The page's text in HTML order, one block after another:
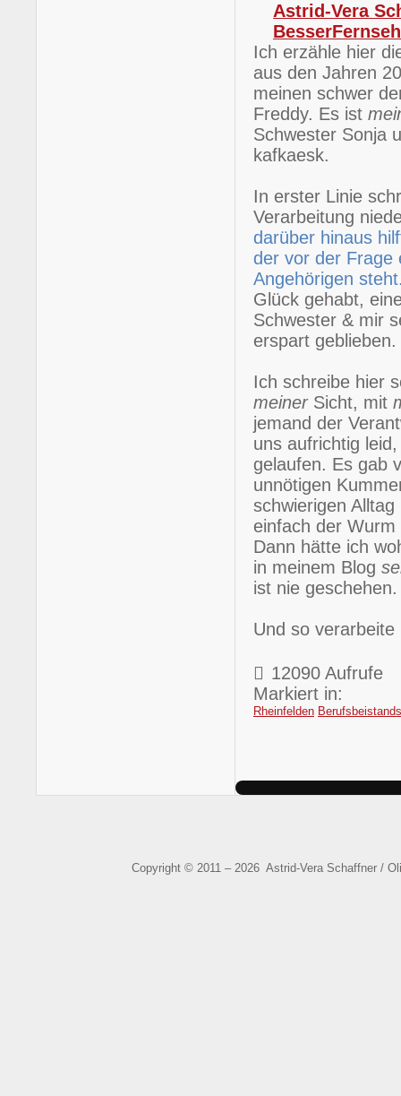
Astrid-Vera
Ich erzähle hier
aus den Jahren
meinen schwer
Freddy. Es ist
Schwester Sonja
kafkaesk.
In erster Linie
Verarbeitung
darüber hinaus
der vor der Frage
Angehörigen
Glück gehabt,
Schwester & mir
erspart geblieben.
Ich schreibe hier
meinerSicht, mit
jemand der
uns aufrichtig
gelaufen. Es gab
unnötigen
schwierigen
einfach der
Dann hätte ich
in meinem Blog
ist nie
Und so
12090 Aufrufe
Markiert in:
Rheinfelden
Copyright © 2011 – 2026 Astrid-Vera Schaffner /